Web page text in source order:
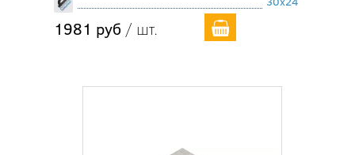
1981 руб / шт.